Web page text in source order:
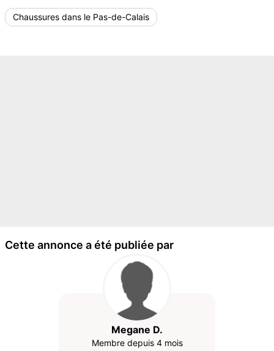
Chaussures dans le Pas-de-Calais
Cette annonce a été publiée par
Megane D.
Membre depuis 4 mois